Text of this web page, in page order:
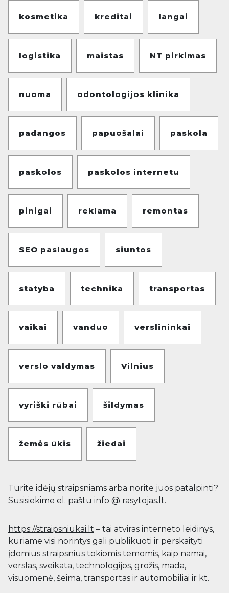
kosmetika kreditai langai
logistika maistas NT pirkimas
nuoma odontologijos klinika
padangos papuošalai paskola
paskolos paskolos internetu
pinigai reklama remontas
SEO paslaugos siuntos
statyba technika transportas
vaikai vanduo verslininkai
verslo valdymas Vilnius
vyriški rūbai šildymas
žemės ūkis žiedai
Turite idėjų straipsniams arba norite juos patalpinti?
Susisiekime el. paštu info @ rasytojas.lt.
https://straipsniukai.lt – tai atviras interneto leidinys,
kuriame visi norintys gali publikuoti ir perskaityti
įdomius straipsnius tokiomis temomis, kaip namai,
verslas, sveikata, technologijos, grožis, mada,
visuomenė, šeima, transportas ir automobiliai ir kt.